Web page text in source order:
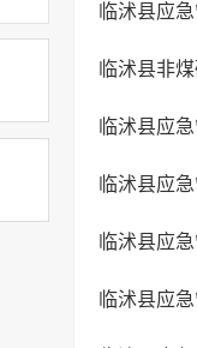
临沭县应
临沭县非
临沭县应
临沭县应
临沭县应
临沭县应